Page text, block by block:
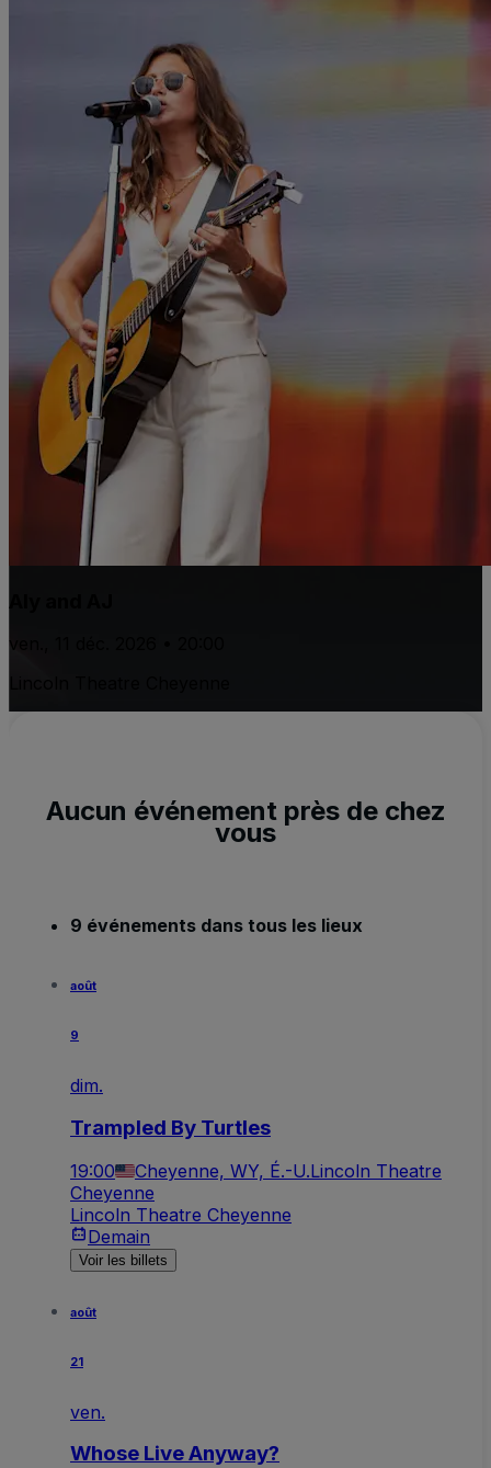
Aly and AJ
Aucun événement près de chez
vous
9 événements dans tous les lieux
août
9
dim.
Trampled By Turtles
19:00 Cheyenne, WY, É.-U.Lincoln Theatre
Cheyenne
Lincoln Theatre Cheyenne
Demain
Voir les billets
août
21
ven.
Whose Live Anyway?